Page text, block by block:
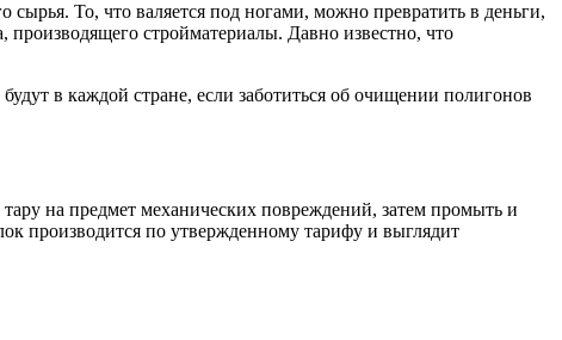
То, что валяется под ногами, можно превратить в деньги,
стройматериалы. Давно известно, что
в каждой стране, если заботиться об очищении полигонов
на предмет механических повреждений, затем промыть и
производится по утвержденному тарифу и выглядит